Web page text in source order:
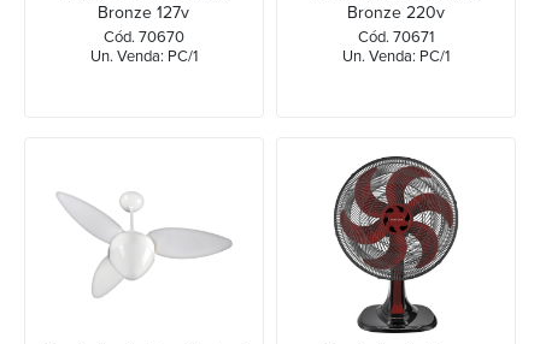
Bronze 127v
Cód. 70670
Un. Venda: PC/1
Bronze 220v
Cód. 70671
Un. Venda: PC/1